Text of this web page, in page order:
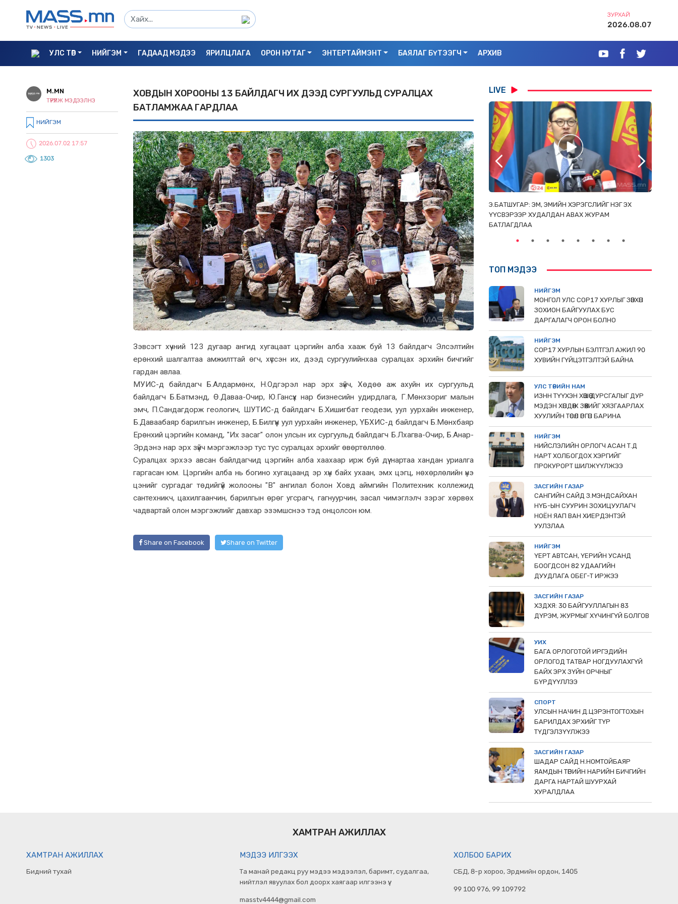
ЗУРХАЙ
2026.08.07
УЛС ТӨР НИЙГЭМ ГАДААД МЭДЭЭ ЯРИЛЦЛАГА ОРОН НУТАГ ЭНТЕРТАЙМЭНТ БАЯЛАГ БҮТЭЭГЧ АРХИВ
M.MN
ТҮРҮҮЛЖ МЭДЭЭЛНЭ
НИЙГЭМ
2026.07.02 17:57
1303
ХОВДЫН ХОРООНЫ 13 БАЙЛДАГЧ ИХ ДЭЭД СУРГУУЛЬД СУРАЛЦАХ
БАТЛАМЖАА ГАРДЛАА
Зэвсэгт хүчний 123 дугаар ангид хугацаат цэргийн алба хааж буй 13 байлдагч Элсэлтийн
ерөнхий шалгалтаа амжилттай өгч, хүссэн их, дээд сургуулийнхаа суралцах эрхийн бичгийг
гардан авлаа.
МУИС-д байлдагч Б.Алдармөнх, Н.Одгэрэл нар эрх зүйч, Хөдөө аж ахуйн их сургуульд
байлдагч Б.Батмэнд, Ө.Даваа-Очир, Ю.Гансүх нар бизнесийн удирдлага, Г.Мөнхзориг малын
эмч, П.Сандагдорж геологич, ШУТИС-д байлдагч Б.Хишигбат геодези, уул уурхайн инженер,
Б.Даваабаяр барилгын инженер, Б.Билгүүн уул уурхайн инженер, ҮБХИС-д байлдагч Б.Мөнхбаяр
Ерөнхий цэргийн команд, "Их засаг" олон улсын их сургуульд байлдагч Б.Лхагва-Очир, Б.Анар-
Эрдэнэ нар эрх зүйч мэргэжлээр тус тус суралцах эрхийг өвөртөллөө.
Суралцах эрхээ авсан байлдагчид цэргийн алба хаахаар ирж буй дүү нартаа хандан уриалга
гаргасан юм. Цэргийн алба нь богино хугацаанд эр хүн байх ухаан, эмх цэгц, нөхөрлөлийн үнэ
цэнийг сургадаг төдийгүй жолооны "В" ангилал болон Ховд аймгийн Политехник коллежид
сантехникч, цахилгаанчин, барилгын өрөг угсрагч, гагнуурчин, засал чимэглэлч зэрэг хөрвөх
чадвартай олон мэргэжлийг давхар эзэмшснээ тэд онцолсон юм.
Share on Facebook Share on Twitter
LIVE
С.БАЯРБИЛЭГ: ДРАГОН ТӨВИЙН 3 ДАВХРААС
УНАСАН 25 НАСТАЙ ЭМЭГТЭЙ АМИА ХОРЛОСОН
БАЙЖ БОЛЗОШГҮЙ
Э.БАТШУГАР: ЭМ, ЭМИЙН ХЭРЭГСЛИЙГ НЭГ ЭХ
ҮҮСВЭРЭЭР ХУДАЛДАН АВАХ ЖУРАМ
БАТЛАГДЛАА
ТОП МЭДЭЭ
НИЙГЭМ
МОНГОЛ УЛС СОР17 ХУРЛЫГ ЗӨВХӨН
ЗОХИОН БАЙГУУЛАХ БУС
ДАРГАЛАГЧ ОРОН БОЛНО
НИЙГЭМ
COP17 ХУРЛЫН БЭЛТГЭЛ АЖИЛ 90
ХУВИЙН ГҮЙЦЭТГЭЛТЭЙ БАЙНА
УЛС ТӨРИЙН НАМ
ИЗНН ТҮҮХЭН ХӨШӨӨ ДУРСГАЛЫГ ДУР
МЭДЭН ХӨНДӨЖ ЗӨӨХИЙГ ХЯЗГААРЛАХ
ХУУЛИЙН ТӨСӨЛ ӨРГӨН БАРИНА
НИЙГЭМ
НИЙСЛЭЛИЙН ОРЛОГЧ АСАН Т.Д
НАРТ ХОЛБОГДОХ ХЭРГИЙГ
ПРОКУРОРТ ШИЛЖҮҮЛЖЭЭ
ЗАСГИЙН ГАЗАР
САНГИЙН САЙД З.МЭНДСАЙХАН
НҮБ-ЫН СУУРИН ЗОХИЦУУЛАГЧ
НОЁН ЯАП ВАН ХИЕРДЭНТЭЙ
УУЛЗЛАА
НИЙГЭМ
ҮЕРТ АВТСАН, ҮЕРИЙН УСАНД
БООГДСОН 82 УДААГИЙН
ДУУДЛАГА ОБЕГ-Т ИРЖЭЭ
ЗАСГИЙН ГАЗАР
ХЗДХЯ: 30 БАЙГУУЛЛАГЫН 83
ДҮРЭМ, ЖУРМЫГ ХҮЧИНГҮЙ БОЛГОВ
УИХ
БАГА ОРЛОГОТОЙ ИРГЭДИЙН
ОРЛОГОД ТАТВАР НОГДУУЛАХГҮЙ
БАЙХ ЭРХ ЗҮЙН ОРЧНЫГ
БҮРДҮҮЛЛЭЭ
СПОРТ
УЛСЫН НАЧИН Д.ЦЭРЭНТОГТОХЫН
БАРИЛДАХ ЭРХИЙГ ТҮР
ТҮДГЭЛЗҮҮЛЖЭЭ
ЗАСГИЙН ГАЗАР
ШАДАР САЙД Н.НОМТОЙБАЯР
ЯАМДЫН ТӨРИЙН НАРИЙН БИЧГИЙН
ДАРГА НАРТАЙ ШУУРХАЙ
ХУРАЛДЛАА
ХАМТРАН АЖИЛЛАХ
ХАМТРАН АЖИЛЛАХ
Бидний тухай
МЭДЭЭ ИЛГЭЭХ
Та манай редакц руу мэдээ мэдээлэл, баримт, судалгаа,
нийтлэл явуулах бол доорх хаягаар илгээнэ үү.
masstv4444@gmail.com
ХОЛБОО БАРИХ
СБД, 8-р хороо, Эрдмийн ордон, 1405
99 100 976, 99 109792